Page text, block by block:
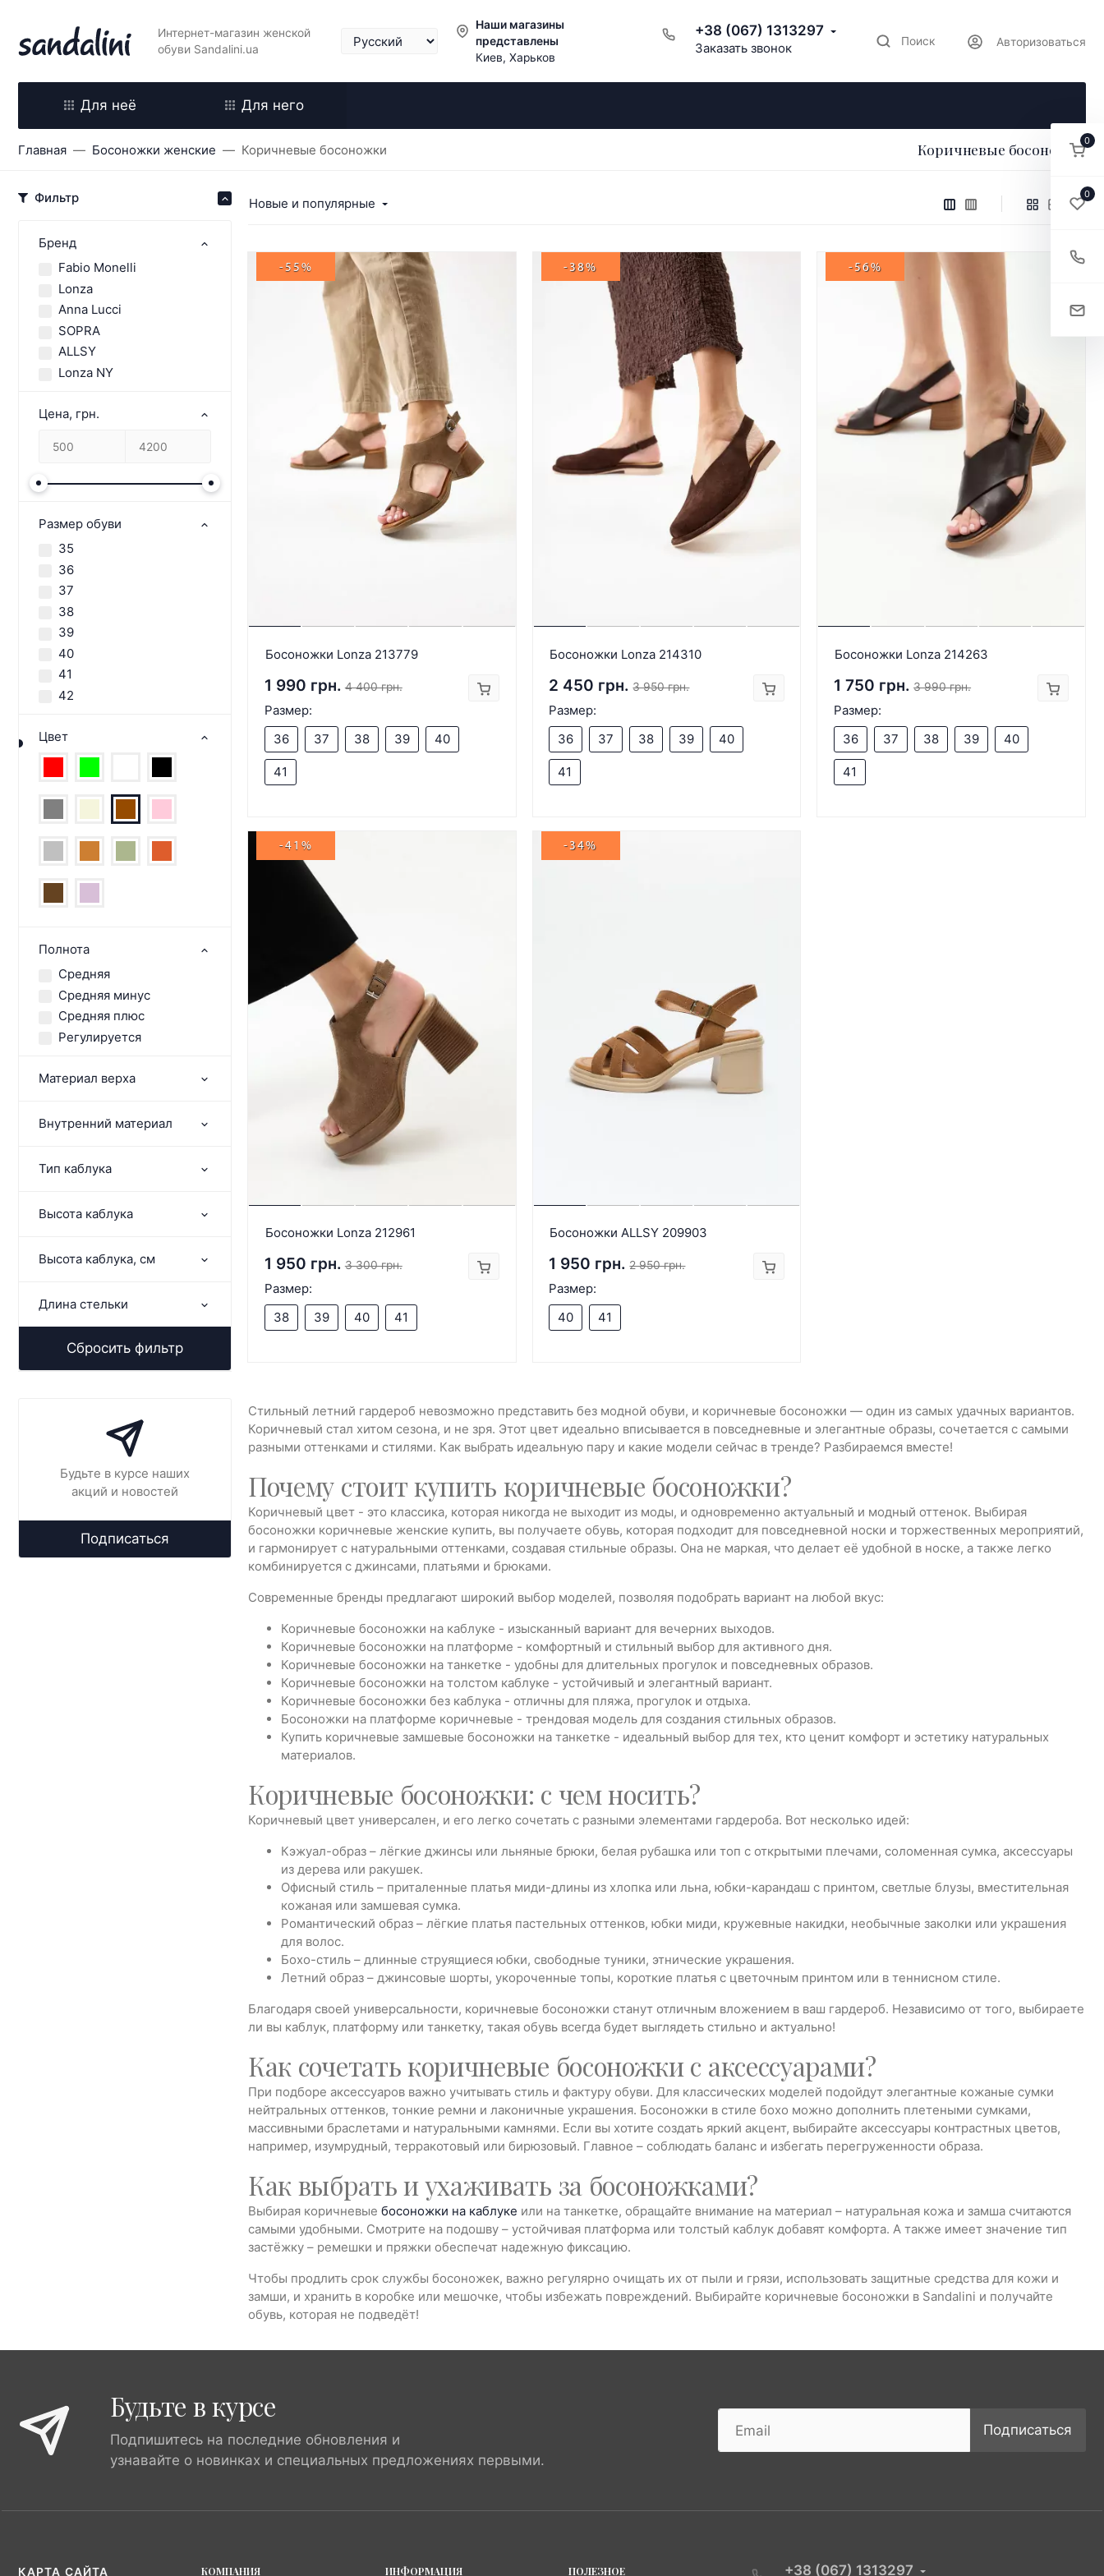
Интернет-магазин женской
обуви Sandalini.ua
Наши магазины
представлены
Киев, Харьков
+38 (067) 1313297
Заказать звонок Поиск Авторизоваться
Для неё Для него
Главная Босоножки женские Коричневые босоножки Коричневые босоножки
Фильтр
Бренд
Fabio Monelli
Lonza
Anna Lucci
SOPRA
ALLSY
Lonza NY
Цена, грн.
Размер обуви
35
36
37
38
39
40
41
42
Цвет
Полнота
Средняя
Средняя минус
Средняя плюс
Регулируется
Материал верха
Внутренний материал
Тип каблука
Высота каблука
Высота каблука, см
Длина стельки
Сбросить фильтр
Будьте в курсе наших
акций и новостей
Подписаться
Новые и популярные
-55%
Босоножки Lonza 213779
1 990 грн. 4 400 грн.
Размер:
36
37 38 39 40
41
-38%
Босоножки Lonza 214310
2 450 грн. 3 950 грн.
Размер:
36
37 38 39 40
41
-56%
Босоножки Lonza 214263
1 750 грн. 3 990 грн.
Размер:
36
37 38 39 40
41
-41%
Босоножки Lonza 212961
1 950 грн. 3 300 грн.
Размер:
38
39 40 41
-34%
Босоножки ALLSY 209903
1 950 грн. 2 950 грн.
Размер:
40
41
Стильный летний гардероб невозможно представить без модной обуви, и коричневые босоножки — один из самых удачных вариантов.
Коричневый стал хитом сезона, и не зря. Этот цвет идеально вписывается в повседневные и элегантные образы, сочетается с самыми
разными оттенками и стилями. Как выбрать идеальную пару и какие модели сейчас в тренде? Разбираемся вместе!
Почему стоит купить коричневые босоножки?
Коричневый цвет - это классика, которая никогда не выходит из моды, и одновременно актуальный и модный оттенок. Выбирая
босоножки коричневые женские купить, вы получаете обувь, которая подходит для повседневной носки и торжественных мероприятий,
и гармонирует с натуральными оттенками, создавая стильные образы. Она не маркая, что делает её удобной в носке, а также легко
комбинируется с джинсами, платьями и брюками.
Современные бренды предлагают широкий выбор моделей, позволяя подобрать вариант на любой вкус:
Коричневые босоножки на каблуке - изысканный вариант для вечерних выходов.
Коричневые босоножки на платформе - комфортный и стильный выбор для активного дня.
Коричневые босоножки на танкетке - удобны для длительных прогулок и повседневных образов.
Коричневые босоножки на толстом каблуке - устойчивый и элегантный вариант.
Коричневые босоножки без каблука - отличны для пляжа, прогулок и отдыха.
Босоножки на платформе коричневые - трендовая модель для создания стильных образов.
Купить коричневые замшевые босоножки на танкетке - идеальный выбор для тех, кто ценит комфорт и эстетику натуральных
материалов.
Коричневые босоножки: с чем носить?
Коричневый цвет универсален, и его легко сочетать с разными элементами гардероба. Вот несколько идей:
Кэжуал-образ – лёгкие джинсы или льняные брюки, белая рубашка или топ с открытыми плечами, соломенная сумка, аксессуары
из дерева или ракушек.
Офисный стиль – приталенные платья миди-длины из хлопка или льна, юбки-карандаш с принтом, светлые блузы, вместительная
кожаная или замшевая сумка.
Романтический образ – лёгкие платья пастельных оттенков, юбки миди, кружевные накидки, необычные заколки или украшения
для волос.
Бохо-стиль – длинные струящиеся юбки, свободные туники, этнические украшения.
Летний образ – джинсовые шорты, укороченные топы, короткие платья с цветочным принтом или в теннисном стиле.
Благодаря своей универсальности, коричневые босоножки станут отличным вложением в ваш гардероб. Независимо от того, выбираете
ли вы каблук, платформу или танкетку, такая обувь всегда будет выглядеть стильно и актуально!
Как сочетать коричневые босоножки с аксессуарами?
При подборе аксессуаров важно учитывать стиль и фактуру обуви. Для классических моделей подойдут элегантные кожаные сумки
нейтральных оттенков, тонкие ремни и лаконичные украшения. Босоножки в стиле бохо можно дополнить плетеными сумками,
массивными браслетами и натуральными камнями. Если вы хотите создать яркий акцент, выбирайте аксессуары контрастных цветов,
например, изумрудный, терракотовый или бирюзовый. Главное – соблюдать баланс и избегать перегруженности образа.
Как выбрать и ухаживать за босоножками?
Выбирая коричневые босоножки на каблуке или на танкетке, обращайте внимание на материал – натуральная кожа и замша считаются
самыми удобными. Смотрите на подошву – устойчивая платформа или толстый каблук добавят комфорта. А также имеет значение тип
застёжку – ремешки и пряжки обеспечат надежную фиксацию.
Чтобы продлить срок службы босоножек, важно регулярно очищать их от пыли и грязи, использовать защитные средства для кожи и
замши, и хранить в коробке или мешочке, чтобы избежать повреждений. Выбирайте коричневые босоножки в Sandalini и получайте
обувь, которая не подведёт!
Будьте в курсе
Подпишитесь на последние обновления и
узнавайте о новинках и специальных предложениях первыми.
Подписаться
КАРТА САЙТА КОМПАНИЯ ИНФОРМАЦИЯ ПОЛЕЗНОЕ +38 (067) 1313297
0
0